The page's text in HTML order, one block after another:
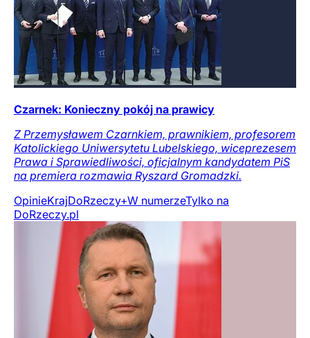
Czarnek: Konieczny pokój na prawicy
Z Przemysławem Czarnkiem, prawnikiem, profesorem
Katolickiego Uniwersytetu Lubelskiego, wiceprezesem
Prawa i Sprawiedliwości, oficjalnym kandydatem PiS
na premiera rozmawia Ryszard Gromadzki.
OpinieKrajDoRzeczy+W numerzeTylko na
DoRzeczy.pl